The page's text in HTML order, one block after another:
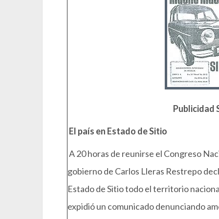
Publicidad
El país en Estado de Sitio
A 20 horas de reunirse el Congreso
gobierno de Carlos Lleras Restrepo
Estado de Sitio todo el territorio
expidió un comunicado denunciando